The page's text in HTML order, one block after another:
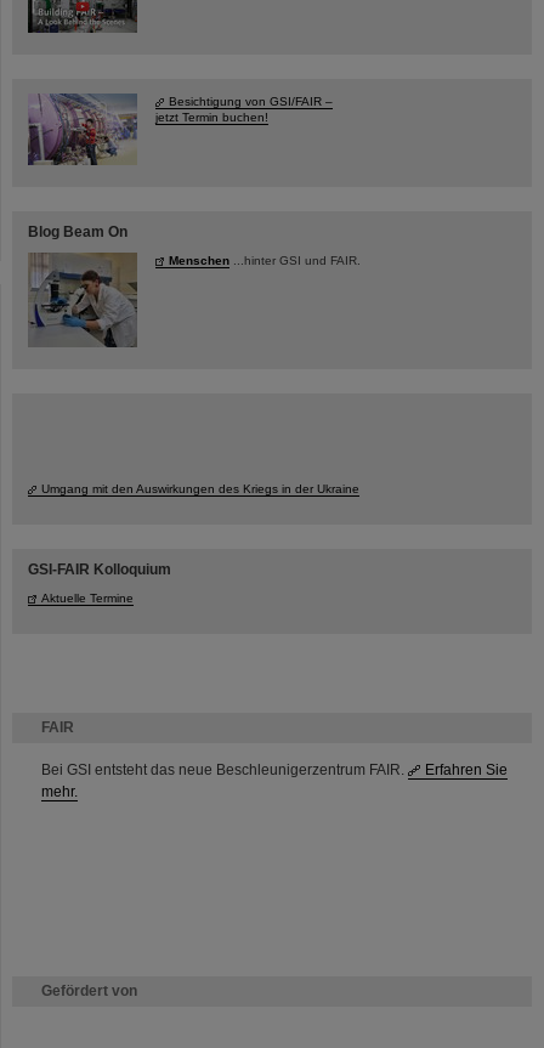
FAIR
Bei GSI entsteht das neue Beschleunigerzentrum FAIR.
Erfahren Sie
mehr.
Gefördert von
Besichtigung von GSI/FAIR –
jetzt Termin buchen!
Blog Beam On
Menschen ...hinter GSI und FAIR.
Umgang mit den Auswirkungen des Kriegs in der Ukraine
GSI-FAIR Kolloquium
Aktuelle Termine